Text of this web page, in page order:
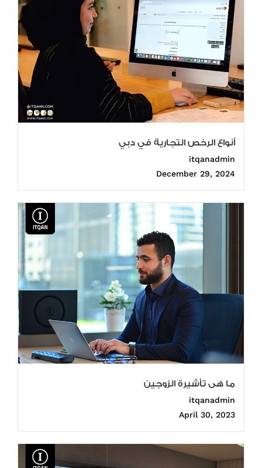
أنواع الرخص التجارية في دبي
itqanadmin
December 29, 2024
ما هى تأشيرة الزوجين
itqanadmin
April 30, 2023